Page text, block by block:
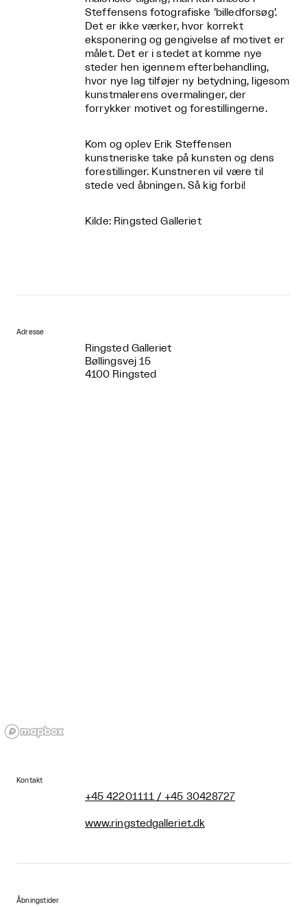
Steffensens fotografiske ’billedforsøg’.
Det er ikke værker, hvor korrekt
eksponering og gengivelse af motivet er
målet. Det er i stedet at komme nye
steder hen igennem efterbehandling,
hvor nye lag tilføjer ny betydning, ligesom
kunstmalerens overmalinger, der
forrykker motivet og forestillingerne.
Kom og oplev Erik Steffensen
kunstneriske take på kunsten og dens
forestillinger. Kunstneren vil være til
stede ved åbningen. Så kig forbi!
Kilde: Ringsted Galleriet
Adresse
Ringsted Galleriet
Bøllingsvej 15
4100 Ringsted
Kontakt
+45 42201111 / +45 30428727
www.ringstedgalleriet.dk
Åbningstider